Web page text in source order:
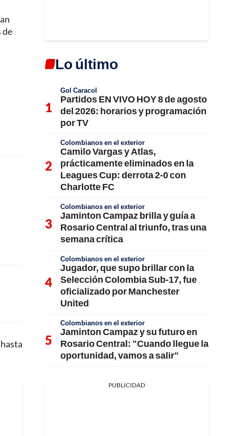
de
Lo último
Gol Caracol
Partidos EN VIVO HOY 8 de agosto
del 2026: horarios y programación
por TV
Colombianos en el exterior
Camilo Vargas y Atlas,
prácticamente eliminados en la
Leagues Cup: derrota 2-0 con
Charlotte FC
Colombianos en el exterior
Jaminton Campaz brilla y guía a
Rosario Central al triunfo, tras una
semana crítica
Colombianos en el exterior
Jugador, que supo brillar con la
Selección Colombia Sub-17, fue
oficializado por Manchester
United
Colombianos en el exterior
Jaminton Campaz y su futuro en
Rosario Central: "Cuando llegue la
oportunidad, vamos a salir"
PUBLICIDAD